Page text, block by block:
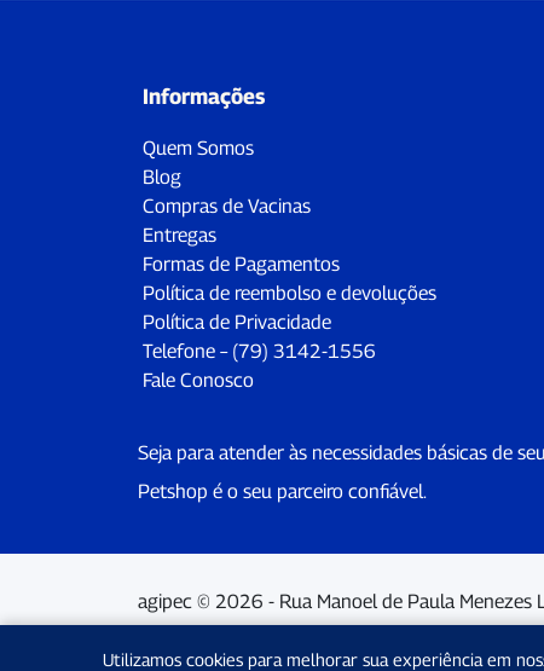
Informações
Quem Somos
Blog
Compras de Vacinas
Entregas
Formas de Pagamentos
Política de reembolso e devoluções
Política de Privacidade
Telefone – (79) 3142-1556
Fale Conosco
Seja para atender às necessidades básicas de
Petshop é o seu parceiro confiável.
agipec © 2026 - Rua Manoel de Paula
Utilizamos cookies para melhorar sua experiência em